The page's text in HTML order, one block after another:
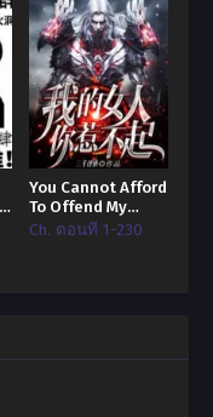
You Cannot Afford
To Offend My
Woman ผู้หญิงข้า
Ch. ตอนที่ 1-230